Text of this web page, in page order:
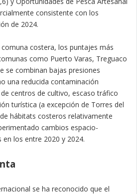
consistente con los
de 2024.
costera, los puntajes más
como Puerto Varas, Treguaco
se combinan bajas presiones
una reducida contaminación
centros de cultivo, escaso tráfico
turística (a excepción de Torres del
hábitats costeros relativamente
cambios espacio-
los entre 2020 y 2024.
se ha reconocido que el